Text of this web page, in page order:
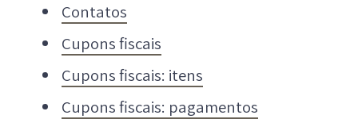
Contatos
Cupons fiscais
Cupons fiscais: itens
Cupons fiscais: pagamentos